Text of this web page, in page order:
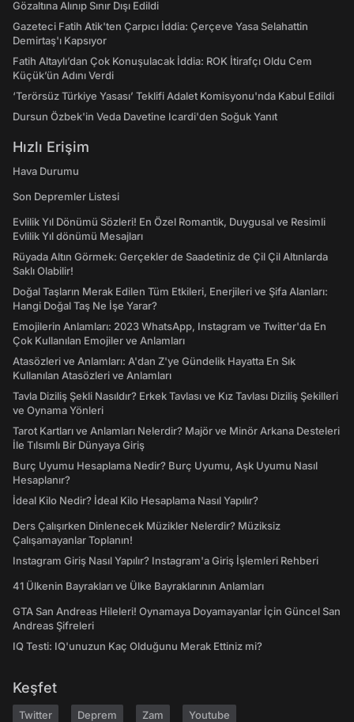
Gözaltına Alınıp Sınır Dışı Edildi
Gazeteci Fatih Atik'ten Çarpıcı İddia: Çerçeve Yasa Selahattin
Demirtaş'ı Kapsıyor
Fatih Altaylı’dan Çok Konuşulacak İddia: ROK İtirafçı Oldu Cem
Küçük’ün Adını Verdi
‘Terörsüz Türkiye Yasası’ Teklifi Adalet Komisyonu'nda Kabul Edildi
Dursun Özbek'in Veda Davetine Icardi'den Soğuk Yanıt
Hızlı Erişim
Hava Durumu
Son Depremler Listesi
Evlilik Yıl Dönümü Sözleri! En Özel Romantik, Duygusal ve Resimli
Evlilik Yıl dönümü Mesajları
Rüyada Altın Görmek: Gerçekler de Saadetiniz de Çil Çil Altınlarda
Saklı Olabilir!
Doğal Taşların Merak Edilen Tüm Etkileri, Enerjileri ve Şifa Alanları:
Hangi Doğal Taş Ne İşe Yarar?
Emojilerin Anlamları: 2023 WhatsApp, Instagram ve Twitter'da En
Çok Kullanılan Emojiler ve Anlamları
Atasözleri ve Anlamları: A'dan Z'ye Gündelik Hayatta En Sık
Kullanılan Atasözleri ve Anlamları
Tavla Diziliş Şekli Nasıldır? Erkek Tavlası ve Kız Tavlası Diziliş Şekilleri
ve Oynama Yönleri
Tarot Kartları ve Anlamları Nelerdir? Majör ve Minör Arkana Desteleri
İle Tılsımlı Bir Dünyaya Giriş
Burç Uyumu Hesaplama Nedir? Burç Uyumu, Aşk Uyumu Nasıl
Hesaplanır?
İdeal Kilo Nedir? İdeal Kilo Hesaplama Nasıl Yapılır?
Ders Çalışırken Dinlenecek Müzikler Nelerdir? Müziksiz
Çalışamayanlar Toplanın!
Instagram Giriş Nasıl Yapılır? Instagram'a Giriş İşlemleri Rehberi
41 Ülkenin Bayrakları ve Ülke Bayraklarının Anlamları
GTA San Andreas Hileleri! Oynamaya Doyamayanlar İçin Güncel San
Andreas Şifreleri
IQ Testi: IQ'unuzun Kaç Olduğunu Merak Ettiniz mi?
Keşfet
Twitter Deprem Zam Youtube